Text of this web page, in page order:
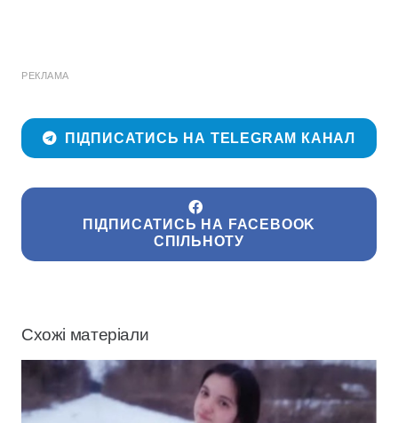
РЕКЛАМА
ПІДПИСАТИСЬ НА TELEGRAM КАНАЛ
ПІДПИСАТИСЬ НА FACEBOOK
СПІЛЬНОТУ
Схожі матеріали